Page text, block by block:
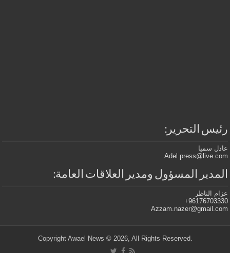
رئيس التحرير:
عادل سميا
Adel.press@live.com
المدير المسؤول ومدير العلاقات العامة:
عزام الناظر
96176703330+
Azzam.nazer@gmail.com
.Copyright Awael News © 2026, All Rights Reserved